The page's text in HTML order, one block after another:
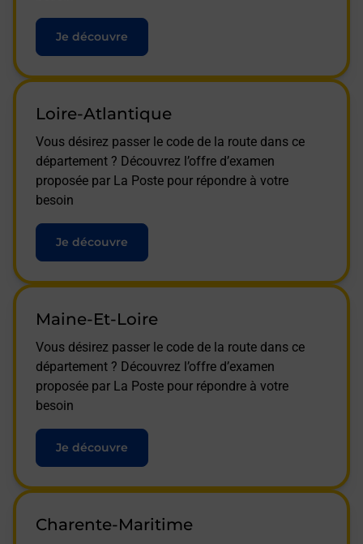
Je découvre
Loire-Atlantique
Vous désirez passer le code de la route dans ce
département ? Découvrez l’offre d’examen
proposée par La Poste pour répondre à votre
besoin
Je découvre
Maine-Et-Loire
Vous désirez passer le code de la route dans ce
département ? Découvrez l’offre d’examen
proposée par La Poste pour répondre à votre
besoin
Je découvre
Charente-Maritime